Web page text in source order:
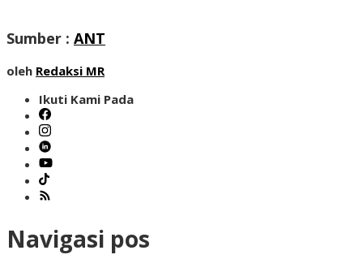
Sumber : ANT
oleh Redaksi MR
Ikuti Kami Pada
Navigasi pos